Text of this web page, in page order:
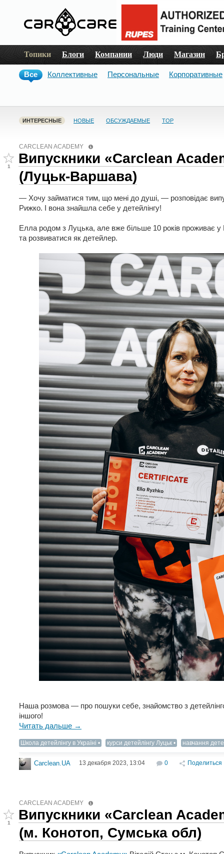
Топики Блоги Компании Люди Магазин
Все Коллективные Персональные Корпоративные
ИНТЕРЕСНЫЕ НОВЫЕ ОБСУЖДАЕМЫЕ TOP
CARCLEAN ACADEMY
1
Випускники «Carclean
(Луцьк-Варшава)
— Хочу займатися тим, що мені до душі, — розповідає
Рижко. І вона знайшла себе у детейлінгу!
Елла родом з Луцька, але вже більше 10 років проживає
та розвиватися як детейлер.
Наша розмова — про пошуки себе, знайомство з
іншого!
Читать дальше →
Школа детейлінгу в Україні курси детейлінгу Луцьк навчання
Carclean.UA 13 декабря 2023, 13:04 0 Поделиться
CARCLEAN ACADEMY
1
Випускники «Carclean
(м. Конотоп, Сумська обл)